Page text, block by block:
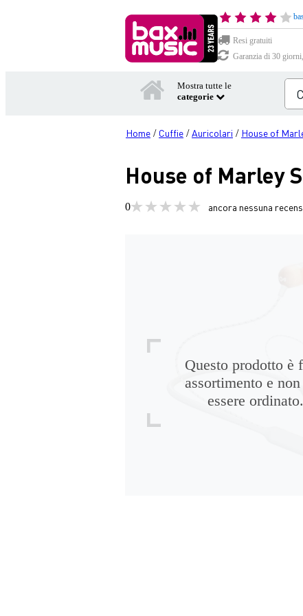
Resi gratuiti
Garanzia di 30
Mostra tutte le
categorie
Home / Cuffie /Auricolari / House of
House of Marley
0 ancora nessuna
Questo prodotto è
assortimento e
essere ordinato.